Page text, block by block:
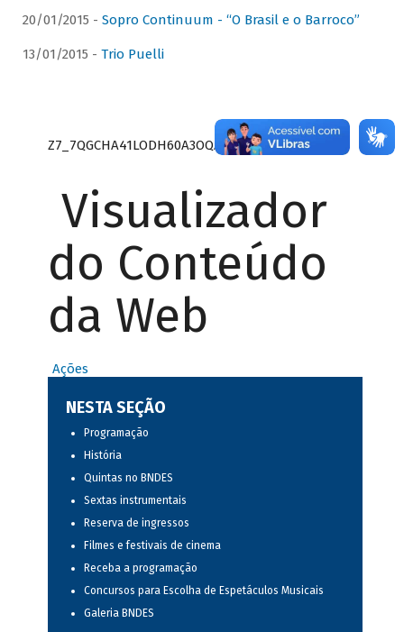
20/01/2015 - Sopro Continuum - “O Brasil e o Barroco”
13/01/2015 - Trio Puelli
Z7_7QGCHA41LODH60A3OQA8RN1415
Visualizador
do Conteúdo
da Web
Ações
NESTA SEÇÃO
Programação
História
Quintas no BNDES
Sextas instrumentais
Reserva de ingressos
Filmes e festivais de cinema
Receba a programação
Concursos para Escolha de Espetáculos Musicais
Galeria BNDES